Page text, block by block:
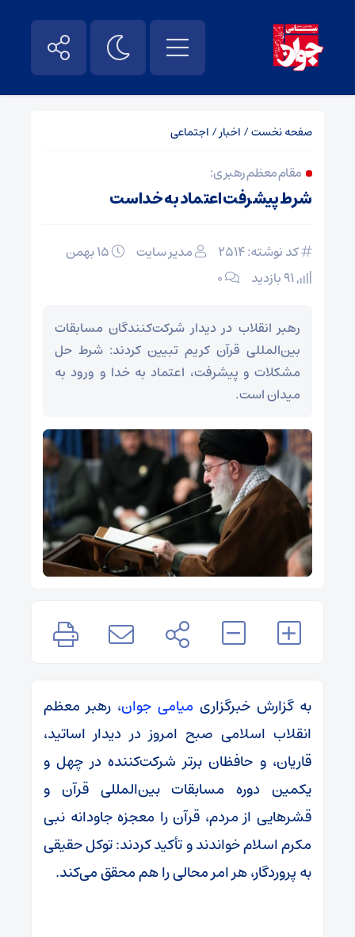
صفحه نخست/ اخبار/ اجتماعی
مقام معظم رهبری:
شرط پیشرفت اعتماد به خداست
کد نوشته: 2514 مدیر سایت
۰
رهبر انقلاب در دیدار شرکت‌کنندگان مسابقات
بین‌المللی قرآن کریم تبیین کردند: شرط حل
مشکلات و پیشرفت، اعتماد به خدا و ورود به
میدان است.
به گزارش خبرگزاری میامی جوان، رهبر معظم
انقلاب اسلامی صبح امروز در دیدار اساتید،
قاریان، و حافظان برتر شرکت‌کننده در چهل و
یکمین دوره مسابقات بین‌المللی قرآن و
قشرهایی از مردم، قرآن را معجزه جاودانه نبی
مکرم اسلام خواندند و تأکید کردند: توکل حقیقی
به پروردگار، هر امر محالی را هم محقق می‌کند.